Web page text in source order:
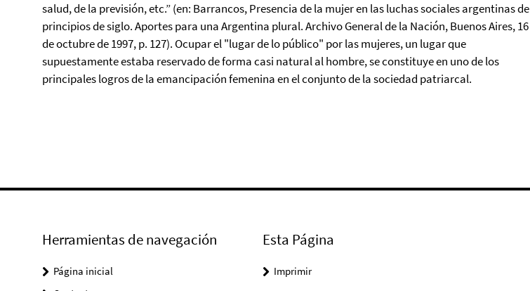
salud, de la previsión, etc.” (en: Barrancos, Presencia de la mujer en las luchas sociales argentinas de
principios de siglo. Aportes para una Argentina plural. Archivo General de la Nación, Buenos Aires, 16
de octubre de 1997, p. 127). Ocupar el "lugar de lo público" por las mujeres, un lugar que
supuestamente estaba reservado de forma casi natural al hombre, se constituye en uno de los
principales logros de la emancipación femenina en el conjunto de la sociedad patriarcal.
Herramientas de navegación
Página inicial
Esta Página
Imprimir